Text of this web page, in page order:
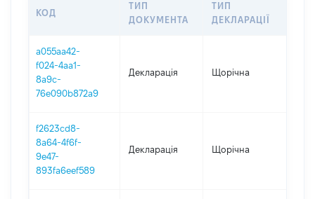
КОД
ТИП
ДОКУМЕНТА
ТИП
ДЕКЛАРАЦІЇ
a055aa42-
f024-4aa1-
8a9c-
76e090b872a9
Декларація Щорічна
f2623cd8-
8a64-4f6f-
9e47-
893fa6eef589
Декларація Щорічна